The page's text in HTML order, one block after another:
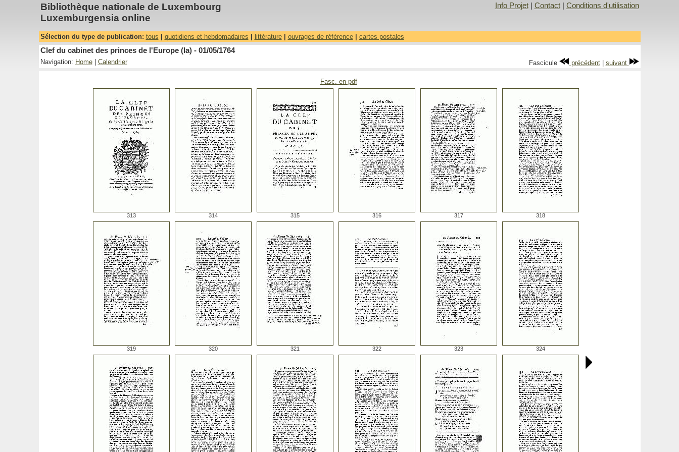
Bibliothèque nationale de Luxembourg
Luxemburgensia online
Info Projet| Contact| Conditions d'utilisation
Sélection du type de publication: tous quotidiens et hebdomadaires littérature| ouvrages de référence| cartes postales
Clef du cabinet des princes de l'Europe (la) - 01/05/1764
Navigation: Home| Calendrier Fascicule précédent| suivant
Fasc. en pdf
313 314 315 316 317 318
319 320 321 322 323 324